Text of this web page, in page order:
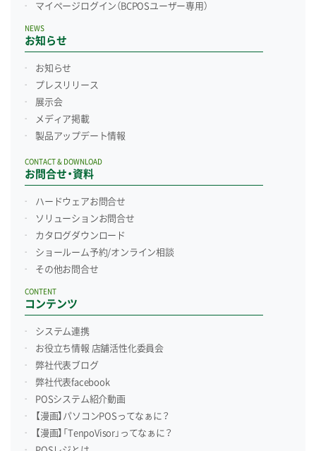
マイページログイン （BCPOSユーザー専用）
お知らせ
NEWS
お知らせ
プレスリリース
展示会
メディア掲載
製品アップデート情報
お問合せ・資料
CONTACT & DOWNLOAD
ハードウェアお問合せ
ソリューションお問合せ
カタログダウンロード
ショールーム予約/オンライン相談
その他お問合せ
コンテンツ
CONTENT
システム連携
お役立ち情報 店舗活性化委員会
弊社代表ブログ
弊社代表facebook
POSシステム紹介動画
【漫画】パソコンPOSってなぁに？
【漫画】「TenpoVisor」ってなぁに？